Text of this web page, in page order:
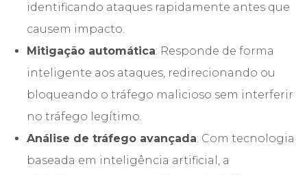
identificando ataques rapidamente antes que
causem impacto.
Mitigação automática: Responde de forma
inteligente aos ataques, redirecionando ou
bloqueando o tráfego malicioso sem interferir
no tráfego legítimo.
Análise de tráfego avançada: Com tecnologia
baseada em inteligência artificial, a